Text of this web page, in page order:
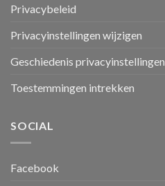
Privacybeleid
Privacyinstellingen wijzigen
Geschiedenis privacyinstellingen
Toestemmingen intrekken
SOCIAL
Facebook